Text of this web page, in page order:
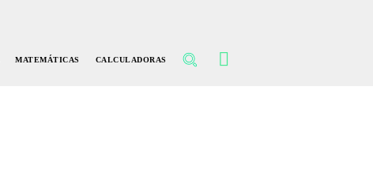
MATEMÁTICAS CALCULADORAS